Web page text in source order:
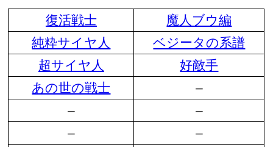
復活戦士
魔人ブウ編
純粋サイヤ人
ベジータの系譜
超サイヤ人
好敵手
あの世の戦士
–
–
–
–
–